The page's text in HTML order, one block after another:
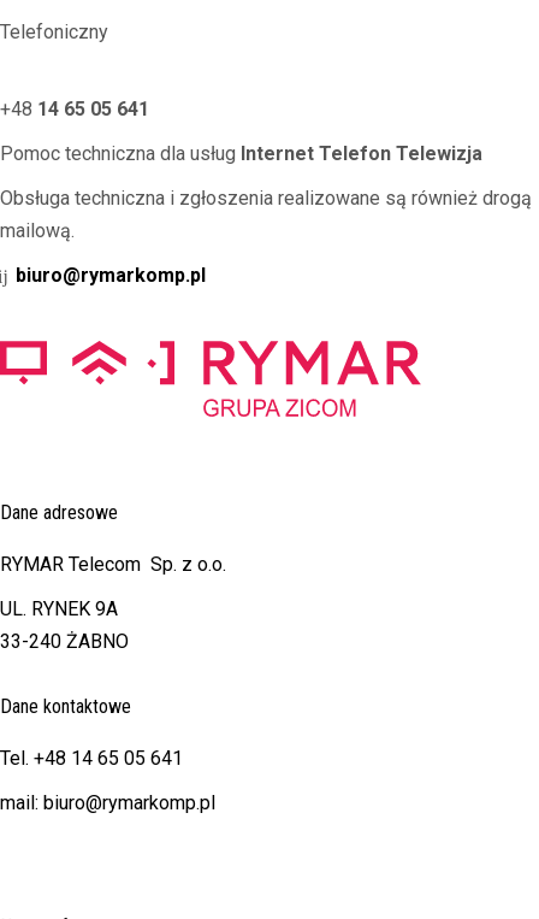
Telefoniczny
+48 14 65 05 641
Pomoc techniczna dla usług Internet Telefon Telewizja
Obsługa techniczna i zgłoszenia realizowane są również drogą
mailową.
biuro@rymarkomp.pl
Dane adresowe
RYMAR Telecom Sp. z o.o.
UL. RYNEK 9A
33-240 ŻABNO
Dane kontaktowe
Tel. +48 14 65 05 641
mail: biuro@rymarkomp.pl